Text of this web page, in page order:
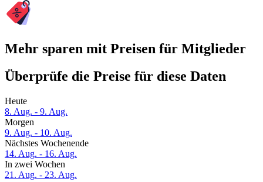
Mehr sparen mit Preisen für Mitglieder
Überprüfe die Preise für diese Daten
Heute
8. Aug. - 9. Aug.
Morgen
9. Aug. - 10. Aug.
Nächstes Wochenende
14. Aug. - 16. Aug.
In zwei Wochen
21. Aug. - 23. Aug.